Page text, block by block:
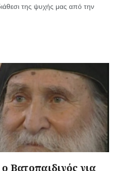
της ψυχής μας από την
Βατοπαιδινός για